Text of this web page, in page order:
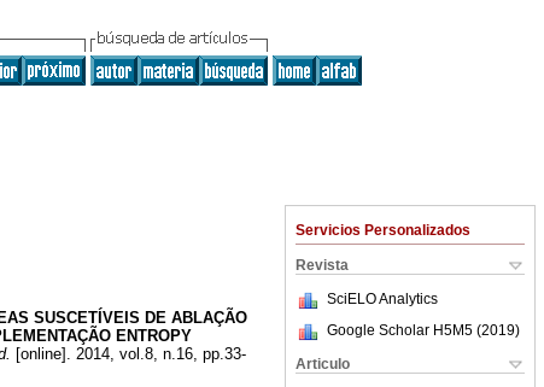
Servicios Personalizados
Revista
SciELO Analytics
Google Scholar H5M5 (2019)
Articulo
SUSCETÍVEIS DE ABLAÇÃO
ENTROPY
[online]. 2014, vol.8, n.16, pp.33-